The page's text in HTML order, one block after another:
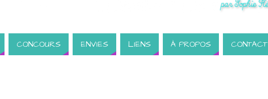
CONCOURS ENVIES LIENS À PROPOS CONTACT